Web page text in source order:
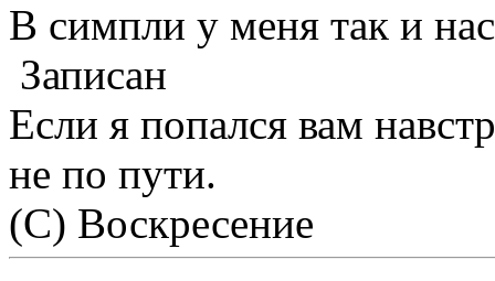
В симпли у меня так и
Записан
Если я попался вам
не по пути.
(С) Воскресение